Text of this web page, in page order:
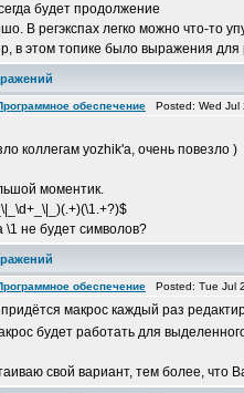
будет продолжение
В регэкспах легко можно что-то
в этом топике было выражения для
обеспечение Posted: Wed
коллегам yozhik'а, очень повезло )
моментик.
\1 не будет символов?
обеспечение Posted: Tue Jul
придётся макрос каждый раз
будет работать для
свой вариант, тем более, что